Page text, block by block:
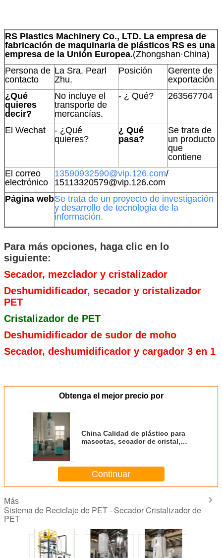
RS Plastics Machinery Co., LTD. La empresa de
fabricación de maquinaria de plásticos RS es una
empresa de la Unión Europea.(Zhongshan·China)
Persona de
contacto
La Sra. Pearl
Zhu.
Posición
Gerente de
exportación
¿Qué
quieres
decir?
No incluye el
transporte de
mercancías.
- ¿ Qué? 263567704
El Wechat
- ¿Qué
quieres?
¿ Qué
pasa?
Se trata de
un producto
que
contiene
El correo
electrónico
13590932590@vip.126.com/
15113320579@vip.126.com
Página webSe trata de un proyecto de investigación
y desarrollo de tecnología de la
información.
Para más opciones, haga clic en lo
siguiente:
Secador, mezclador y cristalizador
Deshumidificador, secador y cristalizador
PET
Cristalizador de PET
Deshumidificador de sudor de moho
Secador, deshumidificador y cargador 3 en 1
Obtenga el mejor precio por
China Calidad de plástico para
mascotas, secador de cristal,
fábrica a Hungría
Continuar
Más
Sistema de Reciclaje de PET - Secador Cristalizador de
PET